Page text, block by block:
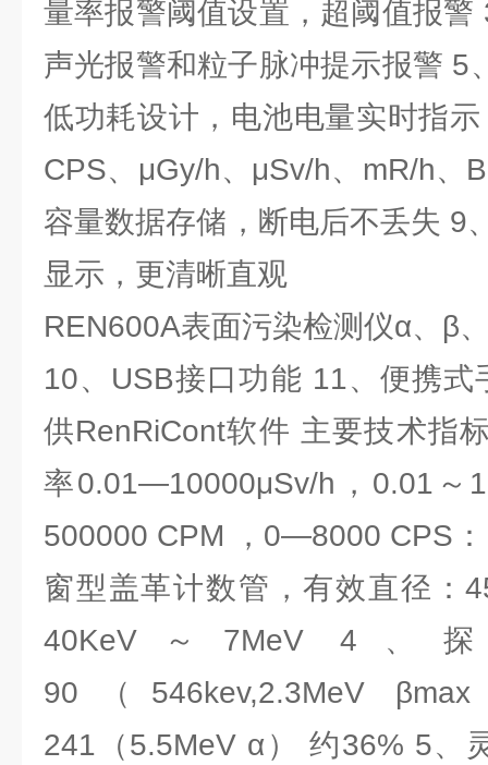
量率报警阈值设置，超阈值报
声光报警和粒子脉冲提示报警 5
低功耗设计，电池电量实时指
CPS、μGy/h、μSv/h、mR/h、
容量数据存储，断电后不丢失 9
显示，更清晰直观
REN600A表面污染检测仪α、β
10、USB接口功能 11、便携
供RenRiCont软件 主要技术指
率0.01—10000μSv/h，0.01～
500000 CPM ，0—8000 CPS
窗型盖革计数管，有效直径：
40KeV～7MeV 4、
90（546kev,2.3MeV
241（5.5MeV α） 约36% 5、